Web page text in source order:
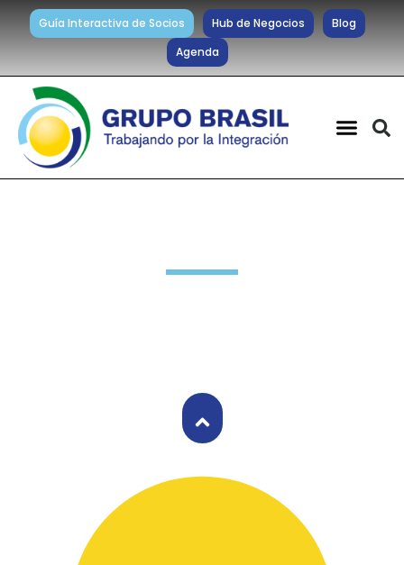
Guía Interactiva de Socios Hub de Negocios
Blog
Agenda